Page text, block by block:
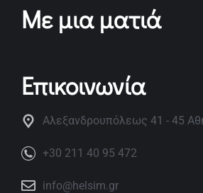
Με μια ματιά
Επικοινωνία
Αλεξανδρουπόλεως 41 - 45
+30 211 40 95 472
info@helsim.gr